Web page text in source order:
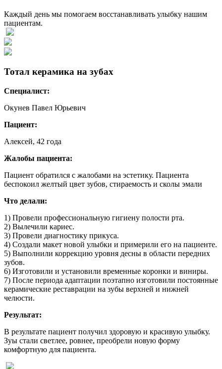
Каждый день мы помогаем восстанавливать улыбку нашим
пациентам.
Тотал керамика на зубах
Специалист:
Окунев Павел Юрьевич
Пациент:
Алексей, 42 года
Жалобы пациента:
Пациент обратился с жалобами на эстетику. Пациента
беспокоил желтый цвет зубов, стираемость и сколы эмали
Что делали:
1) Провели профессиональную гигиену полости рта.
2) Вылечили кариес.
3) Провели диагностику прикуса.
4) Создали макет новой улыбки и примерили его на пациенте.
5) Выполнили коррекцию уровня десны в области передних
зубов.
6) Изготовили и установили временные коронки и виниры.
7) После периода адаптации поэтапно изготовили постоянные
керамические реставрации на зубы верхней и нижней
челюсти.
Результат:
В результате пациент получил здоровую и красивую улыбку.
Зуы стали светлее, ровнее, преобрели новую форму
комфортную для пациента.